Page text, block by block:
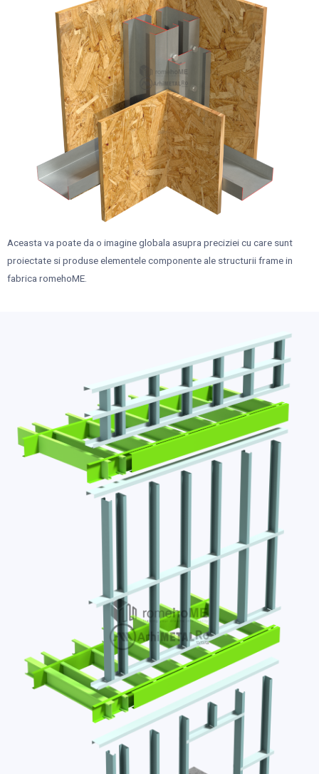
Aceasta va poate da o imagine globala asupra preciziei cu care sunt
proiectate si produse elementele componente ale structurii frame in
fabrica romehoME.